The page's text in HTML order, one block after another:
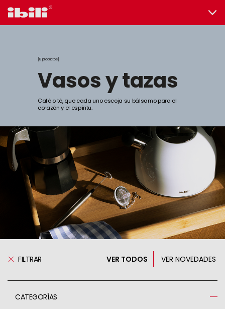
8 productos
vasos y tazas
Café o té, que cada uno escoja su bálsamo para el
corazón y el espíritu.
FILTRAR VER TODOS VER NOVEDADES
CATEGORÍAS